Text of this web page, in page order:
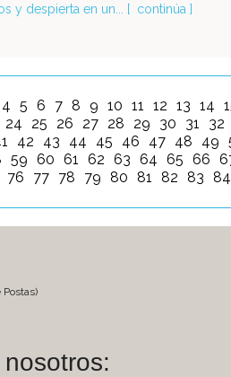
y despierta en un... [ continúa ]
4 5 6 7 8 9 10 11 12 13 14
24 25 26 27 28 29 30 31
32
42 43 44 45 46 47 48 49
59 60 61 62 63 64 65 66
76 77 78 79 80 81 82 83
Postas)